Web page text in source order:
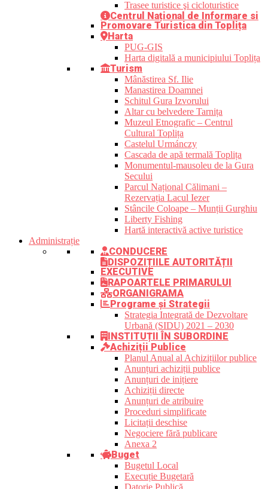
Trasee turistice şi cicloturistice
Centrul Național de Informare si
Promovare Turistica din Toplița
Harta
PUG-GIS
Harta digitală a municipiului Toplița
Turism
Mânăstirea Sf. Ilie
Manastirea Doamnei
Schitul Gura Izvorului
Altar cu belvedere Tarnița
Muzeul Etnografic – Centrul
Cultural Toplița
Castelul Urmánczy
Cascada de apă termală Toplița
Monumentul-mausoleu de la Gura
Secului
Parcul Național Călimani –
Rezervația Lacul Iezer
Stâncile Coloape – Munții Gurghiu
Liberty Fishing
Hartă interactivă active turistice
Administrație
CONDUCERE
DISPOZIȚIILE AUTORITĂȚII
EXECUTIVE
RAPOARTELE PRIMARULUI
ORGANIGRAMA
Programe și Strategii
Strategia Integrată de Dezvoltare
Urbană (SIDU) 2021 – 2030
INSTITUȚII ÎN SUBORDINE
Achiziții Publice
Planul Anual al Achizițiilor publice
Anunțuri achiziții publice
Anunțuri de inițiere
Achiziții directe
Anunțuri de atribuire
Proceduri simplificate
Licitații deschise
Negociere fără publicare
Anexa 2
Buget
Bugetul Local
Execuție Bugetară
Datorie Publică